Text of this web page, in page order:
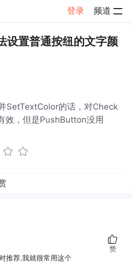
登录 频道
情
设置普通按纽的文字颜
SetTextColor的话，对Check
效，但是PushButton没用
推荐,我就很常用这个
赞